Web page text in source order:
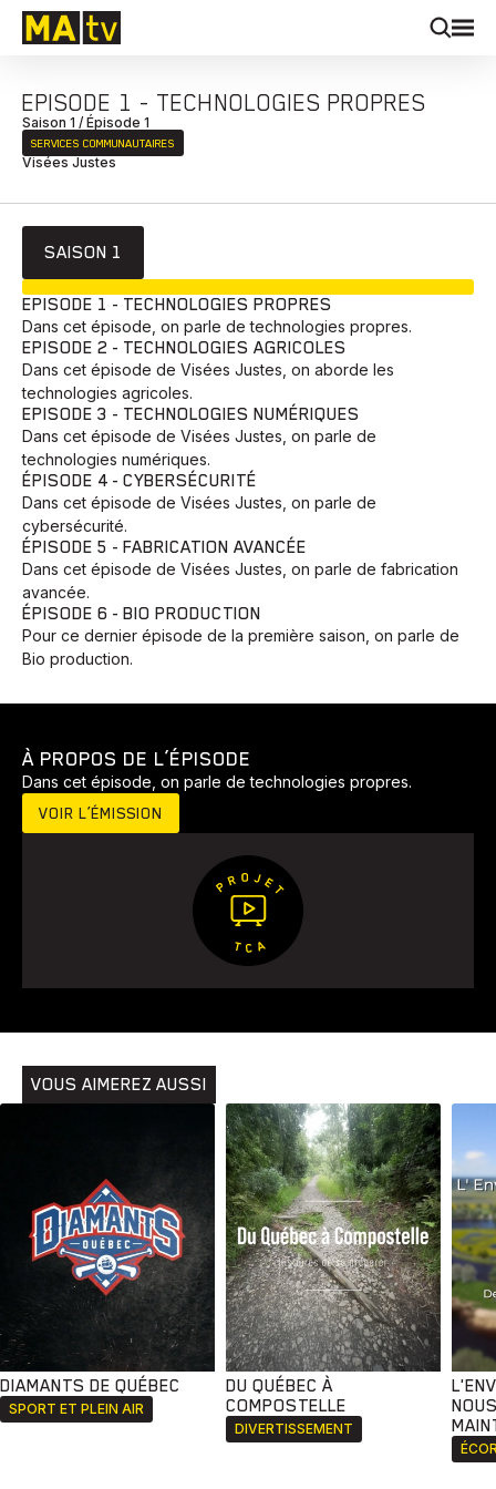
Voyage Yoga
EPISODE 1 - TECHNOLOGIES PROPRES
Saison 1 / Épisode 1
SERVICES COMMUNAUTAIRES
Visées Justes
SAISON 1
EPISODE 1 - TECHNOLOGIES PROPRES
Dans cet épisode, on parle de technologies propres.
EPISODE 2 - TECHNOLOGIES AGRICOLES
Dans cet épisode de Visées Justes, on aborde les
technologies agricoles.
EPISODE 3 - TECHNOLOGIES NUMÉRIQUES
Dans cet épisode de Visées Justes, on parle de
technologies numériques.
ÉPISODE 4 - CYBERSÉCURITÉ
Dans cet épisode de Visées Justes, on parle de
cybersécurité.
ÉPISODE 5 - FABRICATION AVANCÉE
Dans cet épisode de Visées Justes, on parle de fabrication
avancée.
ÉPISODE 6 - BIO PRODUCTION
Pour ce dernier épisode de la première saison, on parle de
Bio production.
À PROPOS DE L’ÉPISODE
Dans cet épisode, on parle de technologies propres.
VOIR L’ÉMISSION
VOUS AIMEREZ AUSSI
DIAMANTS DE QUÉBEC
SPORT ET PLEIN AIR
DU QUÉBEC À
COMPOSTELLE
DIVERTISSEMENT